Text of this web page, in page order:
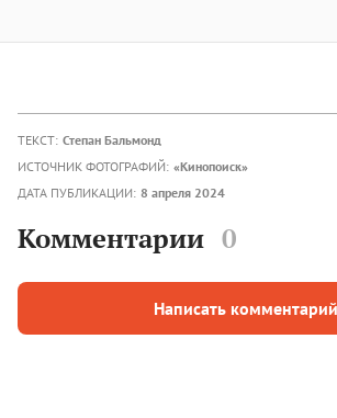
ТЕКСТ: Степан Бальмонд
ИСТОЧНИК ФОТОГРАФИЙ: «Кинопоиск»
ДАТА ПУБЛИКАЦИИ: 8 апреля 2024
Комментарии 0
Написать комментарий